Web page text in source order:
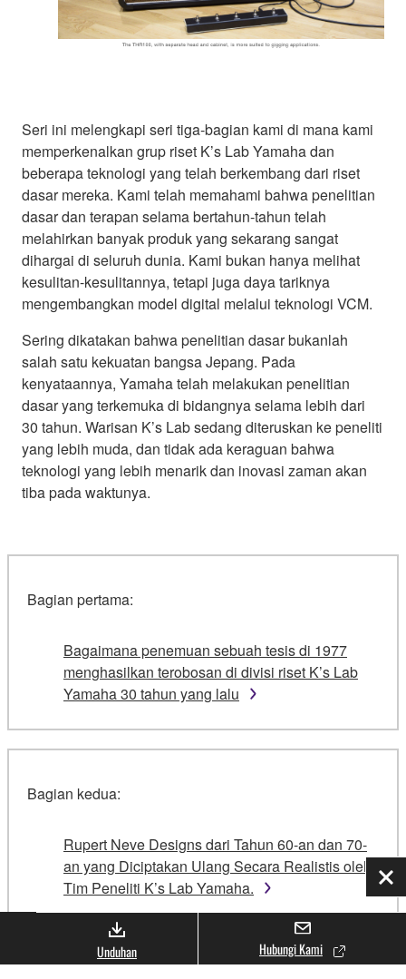
Seri ini melengkapi seri tiga-bagian kami di mana kami
memperkenalkan grup riset K’s Lab Yamaha dan
beberapa teknologi yang telah berkembang dari riset
dasar mereka. Kami telah memahami bahwa penelitian
dasar dan terapan selama bertahun-tahun telah
melahirkan banyak produk yang sekarang sangat
dihargai di seluruh dunia. Kami bukan hanya melihat
kesulitan-kesulitannya, tetapi juga daya tariknya
mengembangkan model digital melalui teknologi VCM.
Sering dikatakan bahwa penelitian dasar bukanlah
salah satu kekuatan bangsa Jepang. Pada
kenyataannya, Yamaha telah melakukan penelitian
dasar yang terkemuka di bidangnya selama lebih dari
30 tahun. Warisan K’s Lab sedang diteruskan ke peneliti
yang lebih muda, dan tidak ada keraguan bahwa
teknologi yang lebih menarik dan inovasi zaman akan
tiba pada waktunya.
Bagian pertama:
Bagaimana penemuan sebuah tesis di 1977
menghasilkan terobosan di divisi riset K’s Lab
Yamaha 30 tahun yang lalu
Bagian kedua:
Rupert Neve Designs dari Tahun 60-an dan 70-
an yang Diciptakan Ulang Secara Realistis oleh
Tim Peneliti K’s Lab Yamaha.
Unduhan Hubungi Kami